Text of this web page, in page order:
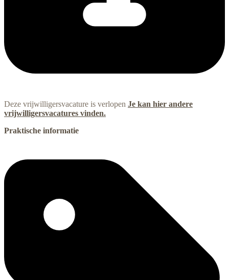
Deze vrijwilligersvacature is verlopen Je kan hier andere
vrijwilligersvacatures vinden.
Praktische informatie